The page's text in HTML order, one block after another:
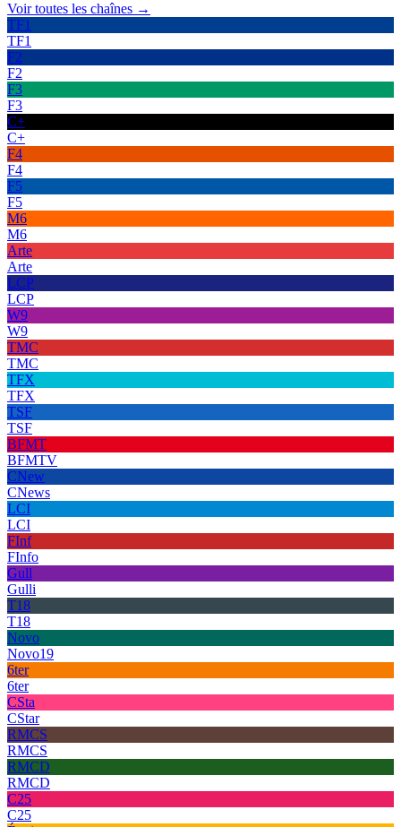
Voir toutes les chaînes →
TF1
TF1
F2
F2
F3
F3
C+
C+
F4
F4
F5
F5
M6
M6
Arte
Arte
LCP
LCP
W9
W9
TMC
TMC
TFX
TFX
TSF
TSF
BFMT
BFMTV
CNew
CNews
LCI
LCI
FInf
FInfo
Gull
Gulli
T18
T18
Novo
Novo19
6ter
6ter
CSta
CStar
RMCS
RMCS
RMCD
RMCD
C25
C25